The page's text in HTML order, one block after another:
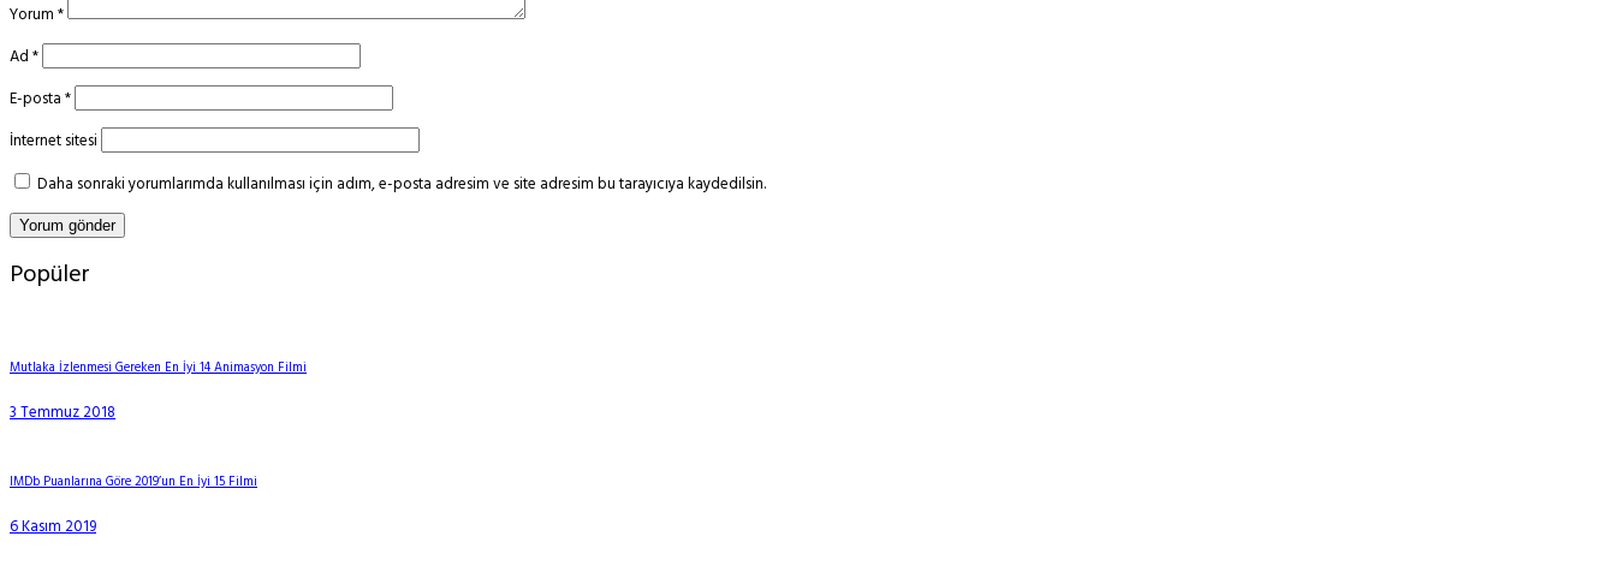
Yorum*
Ad*
E-posta*
İnternet sitesi
Daha sonraki yorumlarımda kullanılması için adım, e-posta adresim ve site adresim bu tarayıcıya kaydedilsin.
Popüler
Mutlaka İzlenmesi Gereken En İyi 14 Animasyon Filmi
3 Temmuz 2018
IMDb Puanlarına Göre 2019’un En İyi 15 Filmi
6 Kasım 2019